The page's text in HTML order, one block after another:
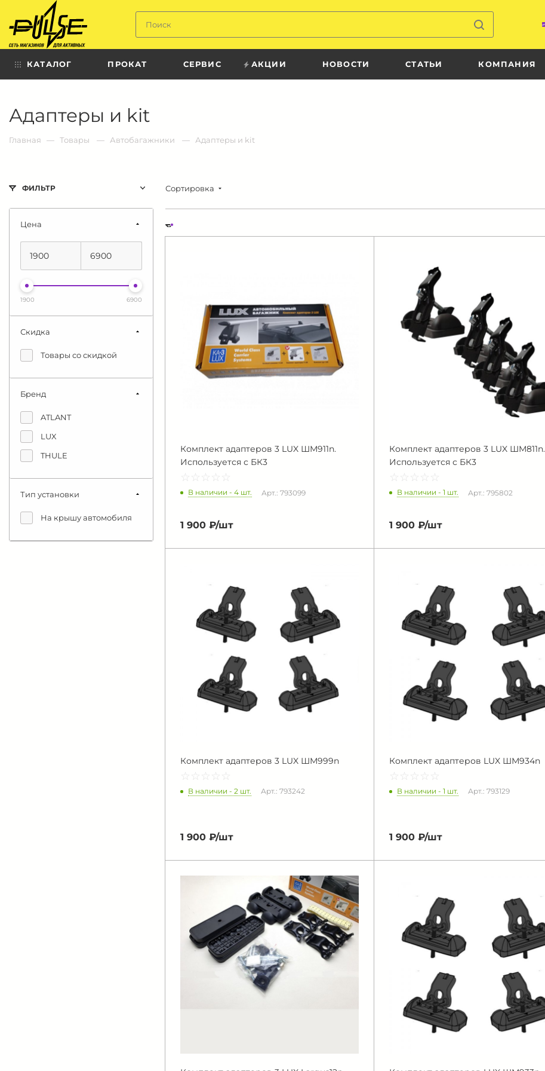
КАТАЛОГ ПРОКАТ СЕРВИС АКЦИИ НОВОСТИ СТАТЬИ КОМПАНИЯ
Адаптеры и kit
пульс:
сеть
для
Главная Товары Автобагажники Адаптеры и kit
Сортировка
Комплект адаптеров 3 LUX ШМ911n.
Используется с БК3
☆ ☆ ☆ ☆ ☆
★ ★ ★ ★ ★
В наличии - 4 шт. Арт.: 793099
1 900 ₽/шт
Комплект адаптеров 3 LUX ШМ811n.
Используется с БК3
☆ ☆ ☆ ☆ ☆
★ ★ ★ ★ ★
В наличии - 1 шт. Арт.: 795802
1 900 ₽/шт
Комплект адаптеров 3 LUX ШМ999n
☆ ☆ ☆ ☆ ☆
★ ★ ★ ★ ★
В наличии - 2 шт. Арт.: 793242
1 900 ₽/шт
Комплект адаптеров LUX ШМ934n
☆ ☆ ☆ ☆ ☆
★ ★ ★ ★ ★
В наличии - 1 шт. Арт.: 793129
1 900 ₽/шт
ФИЛЬТР
Цена
1900 6900
Скидка
Товары со скидкой
Бренд
ATLANT
LUX
THULE
Тип установки
На крышу автомобиля